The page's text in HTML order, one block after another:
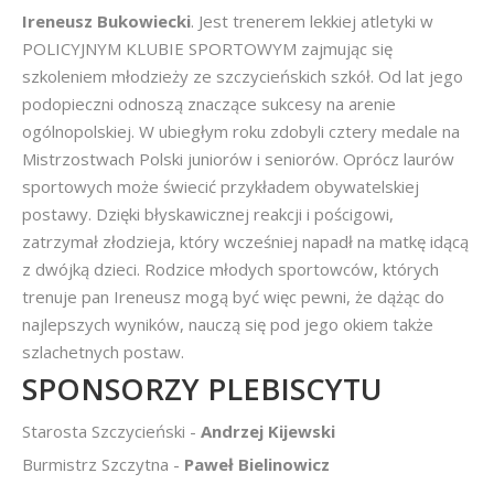
Ireneusz Bukowiecki. Jest trenerem lekkiej atletyki w
POLICYJNYM KLUBIE SPORTOWYM zajmując się
szkoleniem młodzieży ze szczycieńskich szkół. Od lat jego
podopieczni odnoszą znaczące sukcesy na arenie
ogólnopolskiej. W ubiegłym roku zdobyli cztery medale na
Mistrzostwach Polski juniorów i seniorów. Oprócz laurów
sportowych może świecić przykładem obywatelskiej
postawy. Dzięki błyskawicznej reakcji i pościgowi,
zatrzymał złodzieja, który wcześniej napadł na matkę idącą
z dwójką dzieci. Rodzice młodych sportowców, których
trenuje pan Ireneusz mogą być więc pewni, że dążąc do
najlepszych wyników, nauczą się pod jego okiem także
szlachetnych postaw.
SPONSORZY PLEBISCYTU
Starosta Szczycieński - Andrzej Kijewski
Burmistrz Szczytna - Paweł Bielinowicz